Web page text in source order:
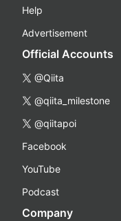
Help
Advertisement
Official Accounts
@Qiita
@qiita_milestone
@qiitapoi
Facebook
YouTube
Podcast
Company